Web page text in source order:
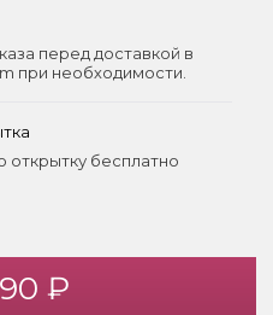
перед доставкой в
при необходимости.
бесплатно
₽